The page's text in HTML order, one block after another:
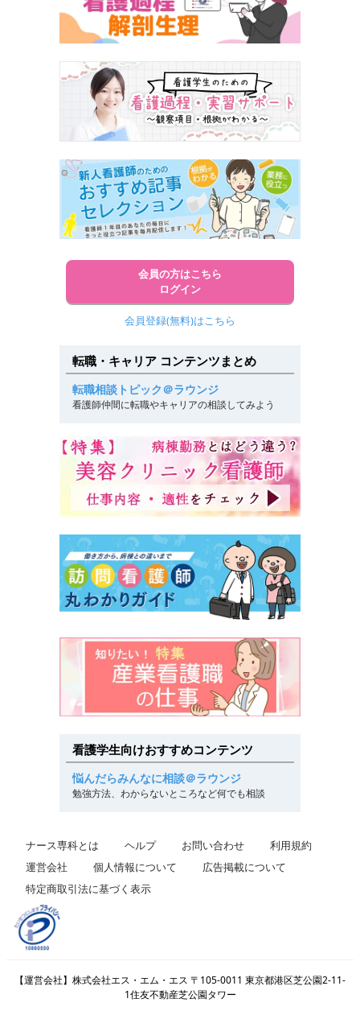
会員の方はこちら
ログイン
会員登録(無料)はこちら
転職・キャリア コンテンツまとめ
転職相談トピック＠ラウンジ
看護師仲間に転職やキャリアの相談してみよう
看護学生向けおすすめコンテンツ
悩んだらみんなに相談＠ラウンジ
勉強方法、わからないところなど何でも相談
ナース専科とは ヘルプ お問い合わせ
利用規約
運営会社
個人情報について
広告掲載について
特定商取引法に基づく表示
【運営会社】株式会社エス・エム・エス 〒105-0011 東京都港区芝公園2-11-
1住友不動産芝公園タワー